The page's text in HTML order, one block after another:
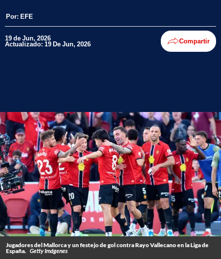
Por: EFE
19 de Jun, 2026
Actualizado: 19 De Jun, 2026 Compartir
Jugadores del Mallorca y un festejo de gol contra Rayo Vallecano en la Liga de
España. Getty Imágenes